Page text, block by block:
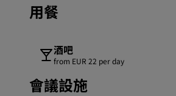
用餐
酒吧
from EUR 22 per day
會議設施